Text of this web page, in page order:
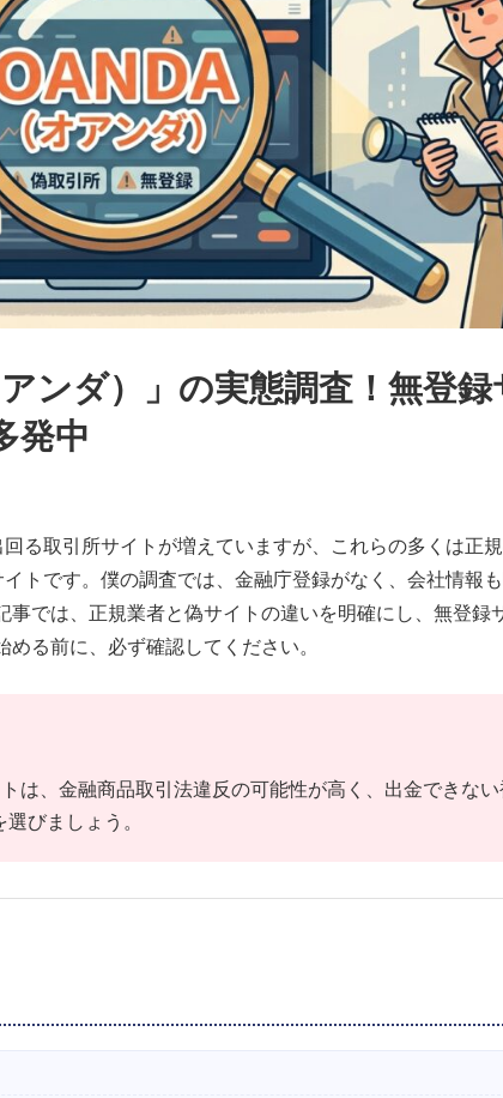
ンダ）」の実態調査！無登録
発中
る取引所サイトが増えていますが、これらの多くは正
トです。僕の調査では、金融庁登録がなく、会社情報
では、正規業者と偽サイトの違いを明確にし、無登録
る前に、必ず確認してください。
は、金融商品取引法違反の可能性が高く、出金できない
びましょう。